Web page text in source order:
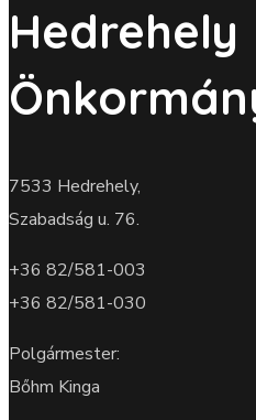
Hedrehely
7533 Hedrehely,
Szabadság u. 76.
+36 82/581-003
+36 82/581-030
Polgármester:
Bőhm Kinga